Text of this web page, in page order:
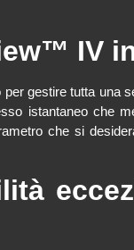
IV
gestire tutta una
istantaneo che
che si